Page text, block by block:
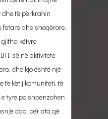
dhe të përkrahin
fetare dhe shoqërore.
këtyre
së në aktivitete
dhe kjo është një
të këtij komuniteti, të
tyre po shpenzohen
dobi për ata që